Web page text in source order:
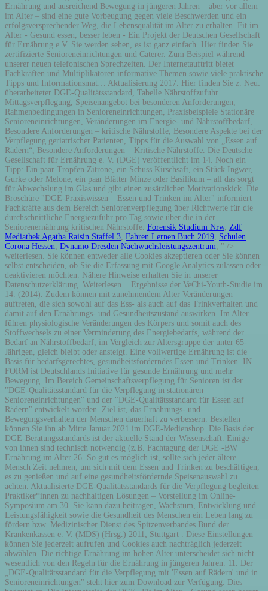
Ernährung und ausreichend Bewegung in jüngeren Jahren – aber vor allem
im Alter – sind eine gute Vorbeugung gegen viele Beschwerden und ein
erfolgsversprechender Weg, die Lebensqualität im Alter zu erhalten. Fit im
Alter - Gesund essen, besser leben - Ein Projekt der Deutschen Gesellschaft
für Ernährung e.V. Sie werden sehen, es ist ganz einfach. Hier finden Sie
zertifizierte Senioreneinrichtungen und Caterer. Zum Beispiel während
unserer neuen telefonischen Sprechzeiten. Der Internetauftritt bietet
Fachkräften und Multiplikatoren informative Themen sowie viele praktische
Tipps und Informationsmat… Aktualisierung 2017. Hier finden Sie z. Neu:
überarbeiteter DGE-Qualitätsstandard, Tabelle Nährstoffzufuhr
Mittagsverpflegung, Speisenangebot bei besonderen Anforderungen,
Rahmenbedingungen in Senioreneinrichtungen, Praxisbeispiele Stationäre
Senioreneinrichtungen, Veränderungen im Energie- und Nährstoffbedarf,
Besondere Anforderungen – kritische Nährstoffe, Besondere Aspekte bei der
Verpflegung geriatrischer Patienten, Tipps für die Auswahl von „Essen auf
Rädern“, Besondere Anforderungen – Kritische Nährstoffe. Die Deutsche
Gesellschaft für Ernährung e. V. (DGE) veröffentlicht im 14. Noch ein
Tipp: Ein paar Tropfen Zitrone, ein Schuss Kirschsaft, ein Stück Ingwer,
Gurke oder Melone, ein paar Blätter Minze oder Basilikum – all das sorgt
für Abwechslung im Glas und gibt einen zusätzlichen Motivationskick. Die
Broschüre "DGE-Praxiswissen – Essen und Trinken im Alter" informiert
Fachkräfte aus dem Bereich Seniorenverpflegung über Richtwerte für die
durchschnittliche Energiezufuhr pro Tag sowie über die in der
Seniorenernährung kritischen Nährstoffe. Forensik Studium Nrw, Zdf
Mediathek Agatha Raisin Staffel 3, Fahren Lernen Buch 2019, Schulen
Corona Hessen, Dynamo Dresden Nachwuchsleistungszentrum, " />
weiterlesen. Sie können entweder alle Cookies akzeptieren oder Sie können
selbst entscheiden, ob Sie die Erfassung mit Google Analytics zulassen oder
deaktivieren möchten. Nähere Hinweise erhalten Sie in unserer
Datenschutzerklärung. Weiterlesen... Ergebnisse der VeChi-Youth-Studie im
14. (2014). Zudem können mit zunehmendem Alter Veränderungen
auftreten, die sich sowohl auf das Ess- als auch auf das Trinkverhalten und
damit auf den Ernährungs- und Gesundheitszustand auswirken. Im Alter
führen physiologische Veränderungen des Körpers und somit auch des
Stoffwechsels zu einer Verminderung des Energiebedarfs, während der
Bedarf an Nährstoffbedarf, im Vergleich zur Altersgruppe der unter 65-
Jährigen, gleich bleibt oder ansteigt. Eine vollwertige Ernährung ist die
Basis für bedarfsgerechtes, gesundheitsförderndes Essen und Trinken. IN
FORM ist Deutschlands Initiative für gesunde Ernährung und mehr
Bewegung. Im Bereich Gemeinschaftsverpflegung für Senioren ist der
"DGE-Qualitätsstandard für die Verpflegung in stationären
Senioreneinrichtungen" und der "DGE-Qualitätsstandard für Essen auf
Rädern" entwickelt worden. Ziel ist, das Ernährungs- und
Bewegungsverhalten der Menschen dauerhaft zu verbessern. Bestellen
können Sie ihn ab Mitte Januar 2021 im DGE-Medienshop. Die Basis der
DGE-Beratungsstandards ist der aktuelle Stand der Wissenschaft. Einige
von ihnen sind technisch notwendig (z.B. Fachtagung der DGE -BW
Ernährung im Alter 26. So gut es möglich ist, sollte sich jeder ältere
Mensch Zeit nehmen, um sich mit dem Essen und Trinken zu beschäftigen,
es zu genießen und auf eine gesundheitsfördernde Speisenauswahl zu
achten. Aktualisierte DGE-Qualitätsstandards für die Verpflegung begleiten
Praktiker*innen zu nachhaltigen Lösungen – Vorstellung im Online-
Symposium am 30. Sie kann dazu beitragen, Wachstum, Entwicklung und
Leistungsfähigkeit sowie die Gesundheit des Menschen ein Leben lang zu
fördern bzw. Medizinischer Dienst des Spitzenverbandes Bund der
Krankenkassen e. V. (MDS) (Hrsg.) 2011; Stuttgart . Diese Einstellungen
können Sie jederzeit aufrufen und Cookies auch nachträglich jederzeit
abwählen. Die richtige Ernährung im hohen Alter unterscheidet sich nicht
wesentlich von den Regeln für die Ernährung in jüngeren Jahren. 11. Der
„DGE-Qualitätsstandard für die Verpflegung mit 'Essen auf Rädern' und in
Senioreneinrichtungen" steht hier zum Download zur Verfügung. Dies